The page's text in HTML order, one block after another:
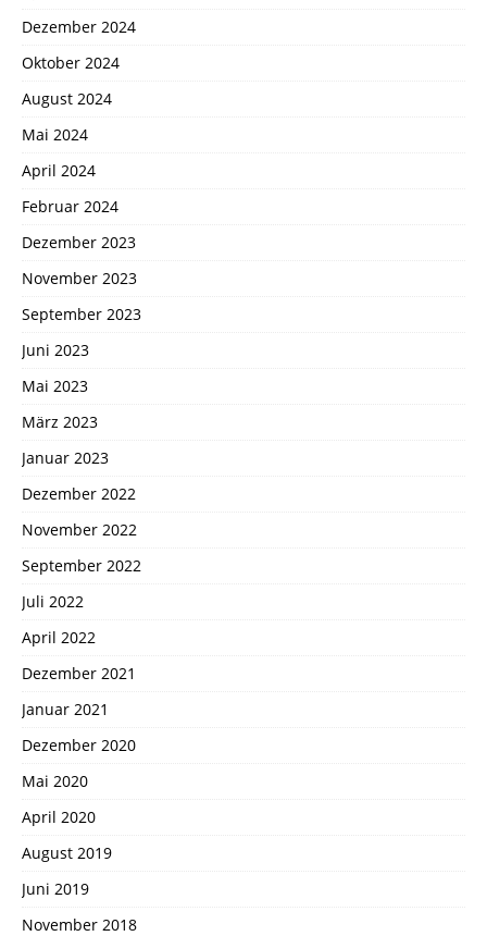
Dezember 2024
Oktober 2024
August 2024
Mai 2024
April 2024
Februar 2024
Dezember 2023
November 2023
September 2023
Juni 2023
Mai 2023
März 2023
Januar 2023
Dezember 2022
November 2022
September 2022
Juli 2022
April 2022
Dezember 2021
Januar 2021
Dezember 2020
Mai 2020
April 2020
August 2019
Juni 2019
November 2018